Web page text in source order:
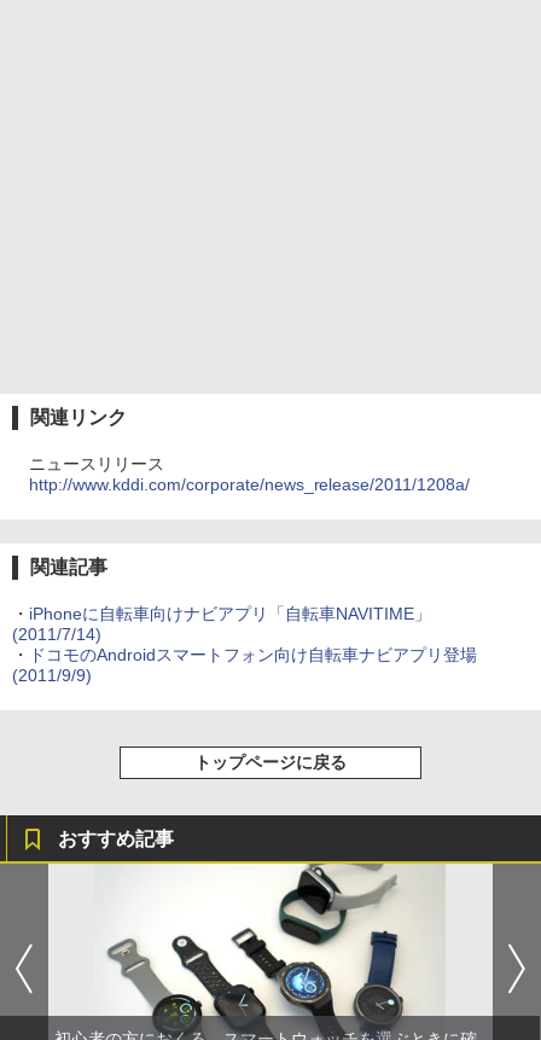
関連リンク
ニュースリリース
http://www.kddi.com/corporate/news_release/2011/1208a/
関連記事
・ iPhoneに自転車向けナビアプリ「自転車NAVITIME」
(2011/7/14)
・
ドコモのAndroidスマートフォン向け自転車ナビアプリ登場
(2011/9/9)
トップページに戻る
おすすめ記事